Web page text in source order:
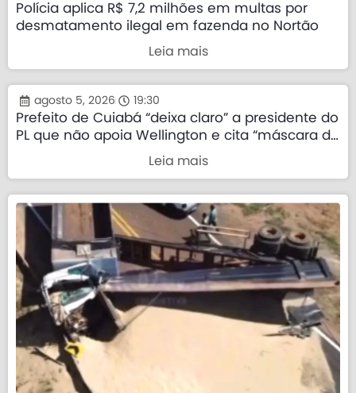
Polícia aplica R$ 7,2 milhões em multas por
desmatamento ilegal em fazenda no Nortão
Leia mais
agosto 5, 2026 19:30
Prefeito de Cuiabá “deixa claro” a presidente do
PL que não apoia Wellington e cita “máscara da
Leia mais